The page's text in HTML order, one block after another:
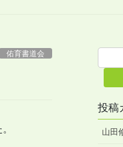
佑育書道会
投稿
山田